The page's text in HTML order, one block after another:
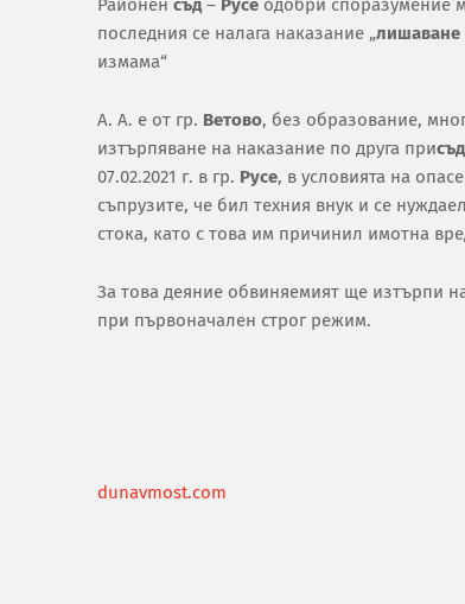
Районен съд– Русе одобри споразумение
последния се налага наказание „лишаване
измама“
А. А. е от гр. Ветово, без образование,
изтърпяване на наказание по друга присъд
07.02.2021 г. в гр. Русе, в условията на
съпрузите, че бил техния внук и се
стока, като с това им причинил имотна
За това деяние обвиняемият ще изтърпи
при първоначален строг режим.
dunavmost.com